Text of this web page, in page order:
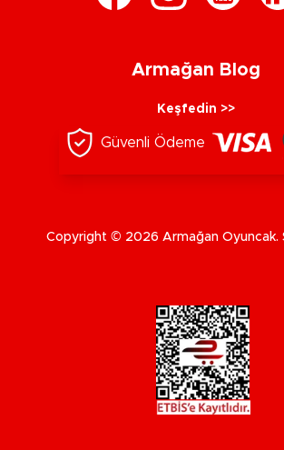
Armağan Blog
Keşfedin >>
Güvenli Ödeme
Copyright © 2026 Armağan Oyuncak.